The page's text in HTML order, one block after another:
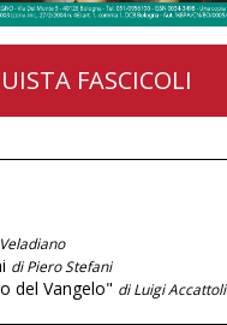
FASCICOLI
di Piero Stefani
del Vangelo" di Luigi Accattoli